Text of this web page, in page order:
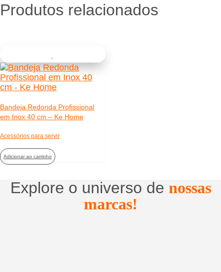
Produtos relacionados
Bandeja Redonda Profissional
em Inox 40 cm – Ke Home
Acessórios para servir
Adicionar ao carrinho
Explore o universo de nossas
marcas!